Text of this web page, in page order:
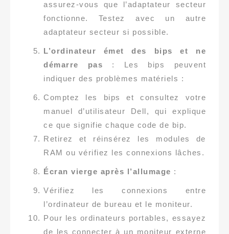
assurez-vous que l’adaptateur secteur
fonctionne. Testez avec un autre
adaptateur secteur si possible.
L’ordinateur émet des bips et ne
démarre pas : Les bips peuvent
indiquer des problèmes matériels :
Comptez les bips et consultez votre
manuel d’utilisateur Dell, qui explique
ce que signifie chaque code de bip.
Retirez et réinsérez les modules de
RAM ou vérifiez les connexions lâches.
Écran vierge après l’allumage :
Vérifiez les connexions entre
l’ordinateur de bureau et le moniteur.
Pour les ordinateurs portables, essayez
de les connecter à un moniteur externe